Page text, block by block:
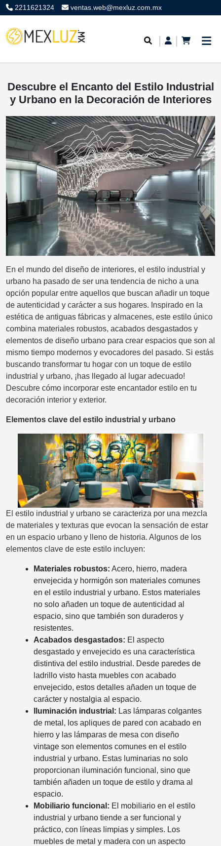
2211621324 ventas.web@mexluz.com.mx
Descubre el Encanto del Estilo Industrial
y Urbano en la Decoración de Interiores
En el mundo del diseño de interiores, el estilo industrial y
urbano ha pasado de ser una tendencia de nicho a una
opción popular entre aquellos que buscan añadir un toque
de autenticidad y carácter a sus hogares. Inspirado en la
estética de antiguas fábricas y almacenes, este estilo único
combina materiales robustos, acabados desgastados y
elementos de diseño urbano para crear espacios que son al
mismo tiempo modernos y evocadores del pasado. Si estás
buscando transformar tu hogar con un toque de estilo
industrial y urbano, ¡has llegado al lugar adecuado!
Descubre cómo incorporar este encantador estilo en tu
decoración interior y exterior.
Elementos clave del estilo industrial y urbano
El estilo industrial y urbano se caracteriza por una mezcla
de materiales y texturas que evocan la sensación de estar
en un espacio urbano y lleno de historia. Algunos de los
elementos clave de este estilo incluyen:
Materiales robustos: Acero, hierro, madera
envejecida y hormigón son materiales comunes
en el estilo industrial y urbano. Estos materiales
no solo añaden un toque de autenticidad al
espacio, sino que también son duraderos y
resistentes.
Acabados desgastados: El aspecto
desgastado y envejecido es una característica
distintiva del estilo industrial. Desde paredes de
ladrillo visto hasta muebles con acabado
envejecido, estos detalles añaden un toque de
carácter y nostalgia al espacio.
Iluminación industrial: Las lámparas colgantes
de metal, los apliques de pared con acabado en
hierro y las lámparas de mesa con diseño
vintage son elementos comunes en el estilo
industrial y urbano. Estas luminarias no solo
proporcionan iluminación funcional, sino que
también añaden un toque de estilo y drama al
espacio.
Mobiliario funcional: El mobiliario en el estilo
industrial y urbano tiende a ser funcional y
práctico, con líneas limpias y simples. Los
muebles de metal y madera con un aspecto